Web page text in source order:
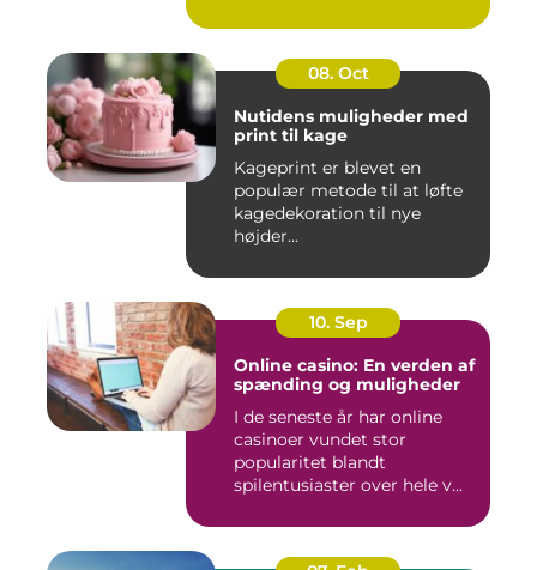
08. Oct
Nutidens muligheder med
print til kage
Kageprint er blevet en
populær metode til at løfte
kagedekoration til nye
højder...
10. Sep
Online casino: En verden af
spænding og muligheder
I de seneste år har online
casinoer vundet stor
popularitet blandt
spilentusiaster over hele v...